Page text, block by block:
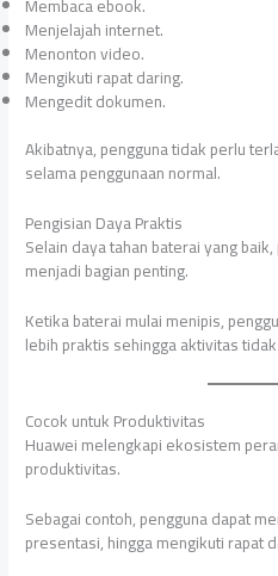
Menjelajah internet.
Menonton video.
Mengikuti rapat daring.
Mengedit dokumen.
Akibatnya, pengguna tidak perlu
selama penggunaan normal.
Pengisian Daya Praktis
Selain daya tahan baterai yang
menjadi bagian penting.
Ketika baterai mulai menipis,
lebih praktis sehingga aktivitas
Cocok untuk Produktivitas
Huawei melengkapi ekosistem
produktivitas.
Sebagai contoh, pengguna dapat
presentasi, hingga mengikuti rapat